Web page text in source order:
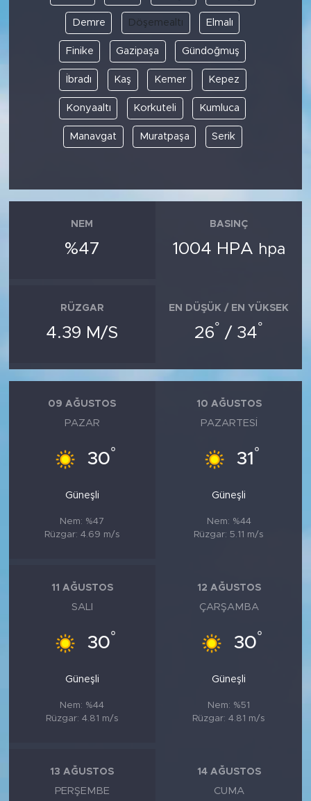
Demre Döşemealtı Elmalı
Finike Gazipaşa Gündoğmuş
İbradı Kaş Kemer Kepez
Konyaaltı Korkuteli Kumluca
Manavgat Muratpaşa Serik
NEM
%47
BASINÇ
1004 HPA hpa
RÜZGAR
4.39 M/S
EN DÜŞÜK / EN YÜKSEK
26° / 34°
09 AĞUSTOS
PAZAR
30°
Güneşli
Nem: %47
Rüzgar: 4.69 m/s
10 AĞUSTOS
PAZARTESI
31 °
Güneşli
Nem: %44
Rüzgar: 5.11 m/s
11 AĞUSTOS
SALI
30°
Güneşli
Nem: %44
Rüzgar: 4.81 m/s
12 AĞUSTOS
ÇARŞAMBA
30°
Güneşli
Nem: %51
Rüzgar: 4.81 m/s
13 AĞUSTOS
PERŞEMBE
14 AĞUSTOS
CUMA